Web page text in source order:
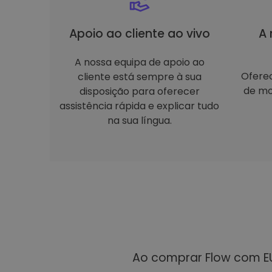
Apoio ao cliente ao vivo
A nossa equipa de apoio ao
cliente está sempre à sua
disposição para oferecer
assistência rápida e explicar tudo
na sua língua.
A
de
Ao comprar Flow com